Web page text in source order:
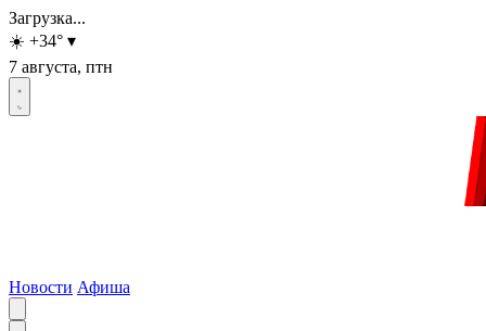
Загрузка...
☀️ +34° ▾
7 августа, птн
Новости Афиша